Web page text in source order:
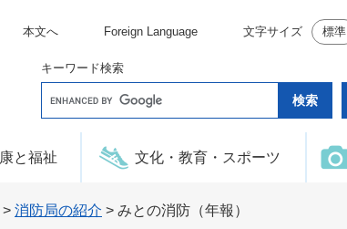
本文へ Foreign Language 文字サイズ 標準
キーワード検索
o
e
タ
ム
と福祉 文化・教育・スポーツ
> 消防局の紹介 > みとの消防（年報）